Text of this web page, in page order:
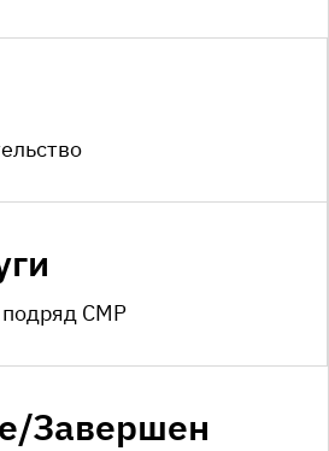
подряд СМР
Завершен